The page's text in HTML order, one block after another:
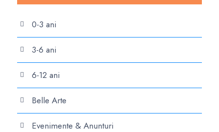
0-3 ani
3-6 ani
6-12 ani
Belle Arte
Evenimente & Anunturi